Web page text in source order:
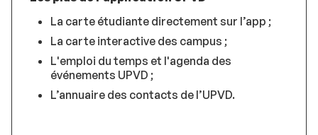
La carte étudiante directement sur l’app ;
La carte interactive des campus ;
L'emploi du temps et l'agenda des
événements UPVD ;
L’annuaire des contacts de l’UPVD.